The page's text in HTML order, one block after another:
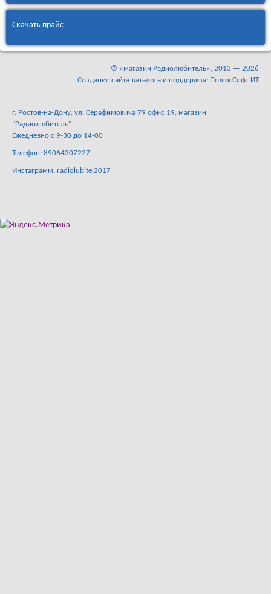
Скачать прайс
© «магазин Радиолюбитель» , 2013 — 2026
Создание сайта-каталога и поддержка: ПолюсСофт ИТ
г. Ростов-на-Дону, ул. Серафимовича 79 офис 19, магазин
"Радиолюбитель"
Ежедневно с 9-30 до 14-00
Телефон: 89064307227
Инстаграмм: radiolubitel2017